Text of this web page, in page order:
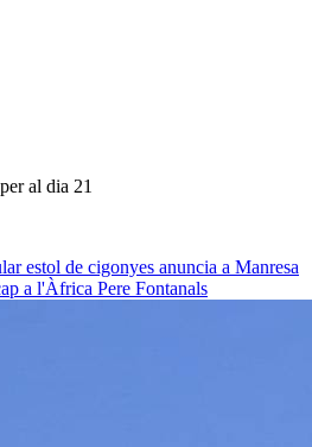
al dia 21
estol de cigonyes anuncia a Manresa
a l'Àfrica Pere Fontanals